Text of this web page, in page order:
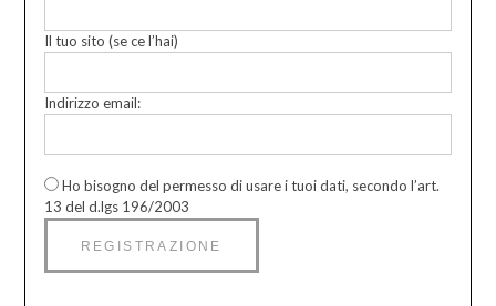
Il tuo sito (se ce l’hai)
Indirizzo email:
Ho bisogno del permesso di usare i tuoi dati, secondo l’art.
13 del d.lgs 196/2003